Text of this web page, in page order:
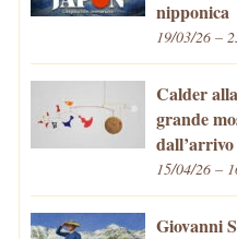
nipponica
19/03/26 –
Calder
grande
15/04/26 –
Giovanni